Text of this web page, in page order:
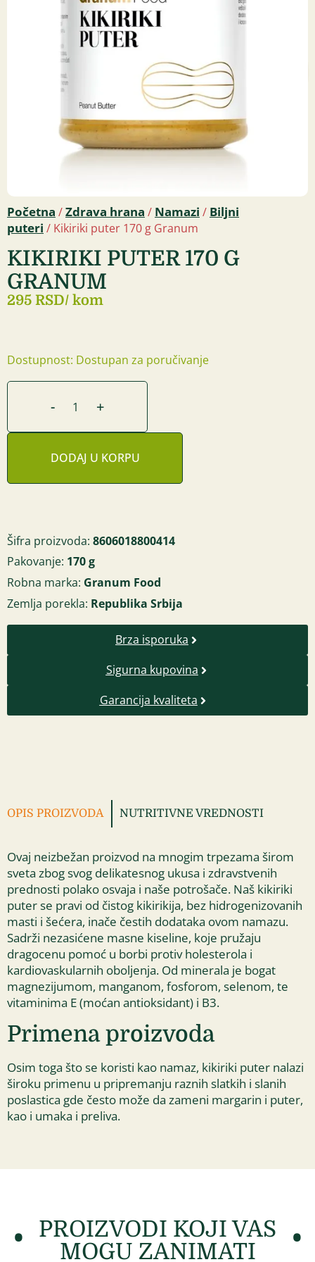
Početna /Zdrava hrana / Namazi / Biljni
puteri / Kikiriki puter 170 g Granum
KIKIRIKI PUTER 170 G
GRANUM
295 RSD/ kom
Dostupnost: Dostupan za poručivanje
- +
DODAJ U KORPU
Šifra proizvoda: 8606018800414
Pakovanje: 170 g
Robna marka: Granum Food
Zemlja porekla: Republika Srbija
Brza isporuka
Sigurna kupovina
Garancija kvaliteta
OPIS PROIZVODA NUTRITIVNE VREDNOSTI
Ovaj neizbežan proizvod na mnogim trpezama širom
sveta zbog svog delikatesnog ukusa i zdravstvenih
prednosti polako osvaja i naše potrošače. Naš kikiriki
puter se pravi od čistog kikirikija, bez hidrogenizovanih
masti i šećera, inače čestih dodataka ovom namazu.
Sadrži nezasićene masne kiseline, koje pružaju
dragocenu pomoć u borbi protiv holesterola i
kardiovaskularnih oboljenja. Od minerala je bogat
magnezijumom, manganom, fosforom, selenom, te
vitaminima E (moćan antioksidant) i B3.
Primena proizvoda
Osim toga što se koristi kao namaz, kikiriki puter nalazi
široku primenu u pripremanju raznih slatkih i slanih
poslastica gde često može da zameni margarin i puter,
kao i umaka i preliva.
PROIZVODI KOJI VAS
MOGU ZANIMATI